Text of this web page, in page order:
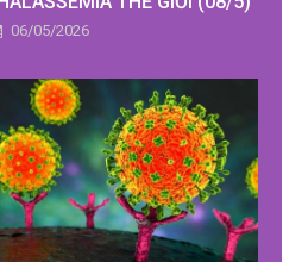
06/05/2026